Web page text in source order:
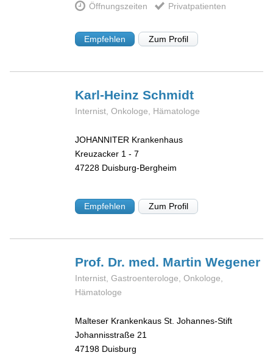
Öffnungszeiten Privatpatienten
Empfehlen Zum Profil
Karl-HeinzSchmidt
Internist, Onkologe, Hämatologe
JOHANNITER Krankenhaus
Kreuzacker 1 - 7
47228 Duisburg-Bergheim
Empfehlen Zum Profil
Prof. Dr. med. MartinWegener
Internist, Gastroenterologe, Onkologe,
Hämatologe
Malteser Krankenkaus St. Johannes-Stift
Johannisstraße 21
47198 Duisburg